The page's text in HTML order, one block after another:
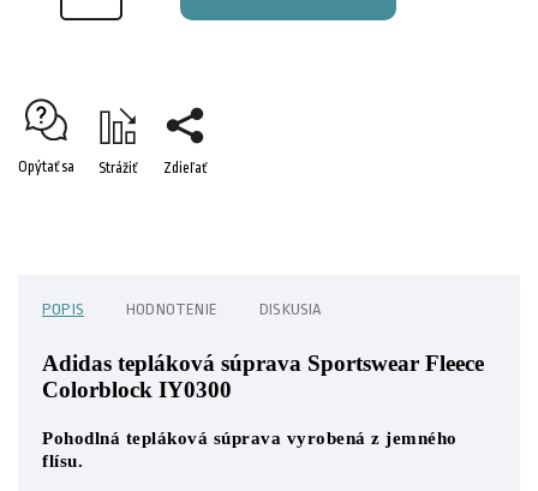
Opýtať sa Strážiť Zdieľať
POPIS HODNOTENIE DISKUSIA
Adidas tepláková súprava Sportswear Fleece
Colorblock IY0300
Pohodlná tepláková súprava vyrobená z jemného
flísu.